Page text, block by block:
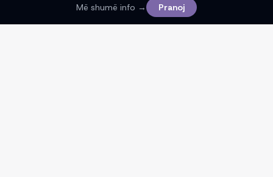
Më shumë info →
Pranoj